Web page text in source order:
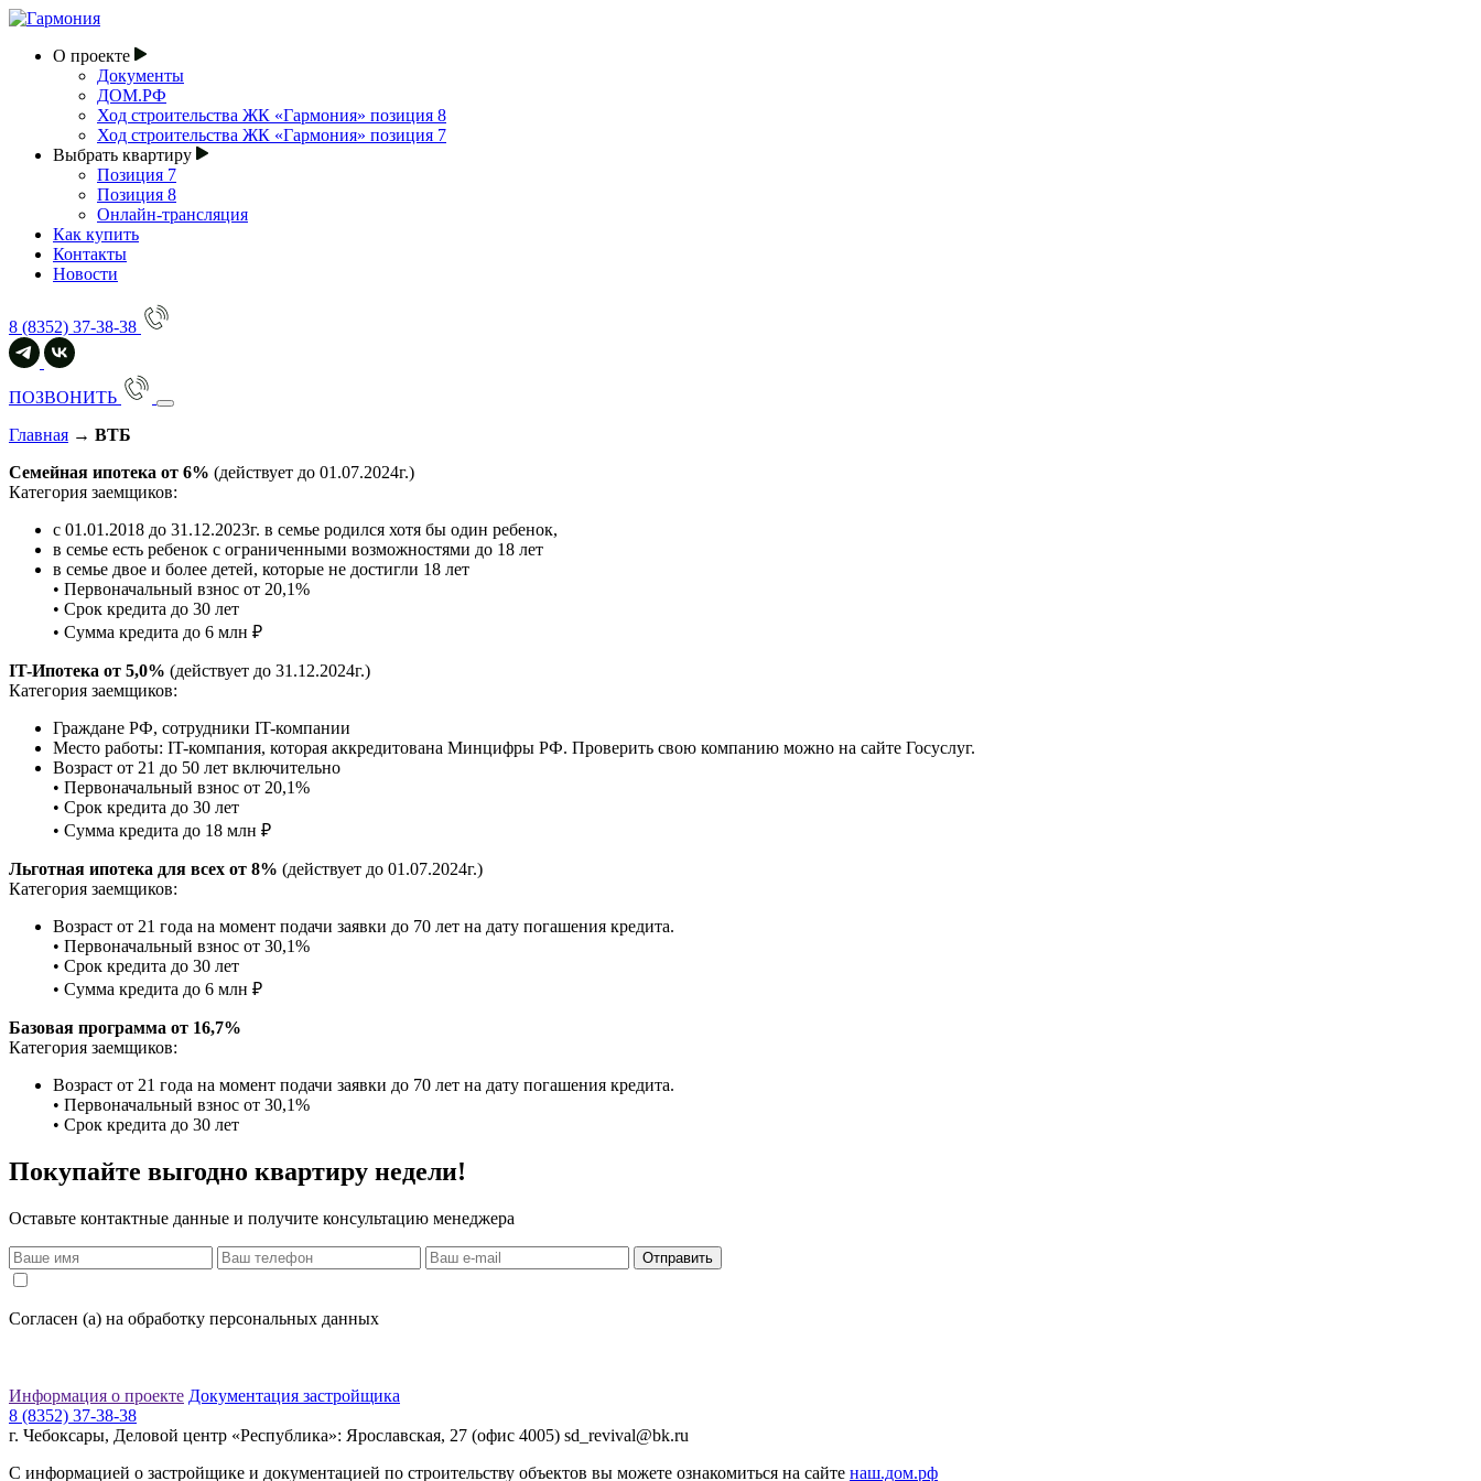
О проекте
Документы
ДОМ.РФ
Ход строительства ЖК «Гармония» позиция 8
Ход строительства ЖК «Гармония» позиция 7
Выбрать квартиру
Позиция 7
Позиция 8
Онлайн-трансляция
Как купить
Контакты
Новости
8 (8352) 37-38-38
ПОЗВОНИТЬ
Главная → ВТБ
Семейная ипотека от 6% (действует до 01.07.2024г.)
Категория заемщиков:
с 01.01.2018 до 31.12.2023г. в семье родился хотя бы один ребенок,
в семье есть ребенок с ограниченными возможностями до 18 лет
в семье двое и более детей, которые не достигли 18 лет
• Первоначальный взнос от 20,1%
• Срок кредита до 30 лет
• Сумма кредита до 6 млн ₽
IT-Ипотека от 5,0% (действует до 31.12.2024г.)
Категория заемщиков:
Граждане РФ, сотрудники IT-компании
Место работы: IT-компания, которая аккредитована Минцифры РФ. Проверить свою компанию можно на сайте Госуслуг.
Возраст от 21 до 50 лет включительно
• Первоначальный взнос от 20,1%
• Срок кредита до 30 лет
• Сумма кредита до 18 млн ₽
Льготная ипотека для всех от 8% (действует до 01.07.2024г.)
Категория заемщиков:
Возраст от 21 года на момент подачи заявки до 70 лет на дату погашения кредита.
• Первоначальный взнос от 30,1%
• Срок кредита до 30 лет
• Сумма кредита до 6 млн ₽
Базовая программа от 16,7%
Категория заемщиков:
Возраст от 21 года на момент подачи заявки до 70 лет на дату погашения кредита.
• Первоначальный взнос от 30,1%
• Срок кредита до 30 лет
Покупайте выгодно квартиру недели!
Оставьте контактные данные и получите консультацию менеджера
Отправить
Согласен (а) на обработку персональных данных
Информация о проекте Документация застройщика
8 (8352) 37-38-38
г. Чебоксары, Деловой центр «Республика»: Ярославская, 27 (офис 4005) sd_revival@bk.ru
С информацией о застройщике и документацией по строительству объектов вы можете ознакомиться на сайте наш.дом.рф